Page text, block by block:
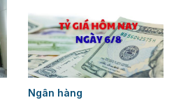
Ngân hàng